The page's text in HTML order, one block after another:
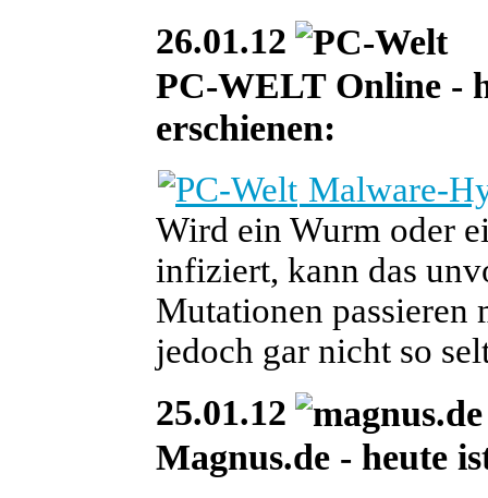
26.01.12
PC-WELT Online -
erschienen:
Malware-
Wird ein Wurm oder
infiziert, kann das
Mutationen
jedoch gar nicht so
25.01.12
Magnus.de - heute